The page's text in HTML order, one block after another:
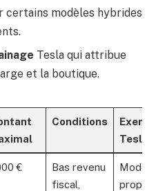
certains modèles hybrides
Tesla qui attribue
et la boutique.
Conditions
Tesla
€
Bas revenu
fiscal,
Model